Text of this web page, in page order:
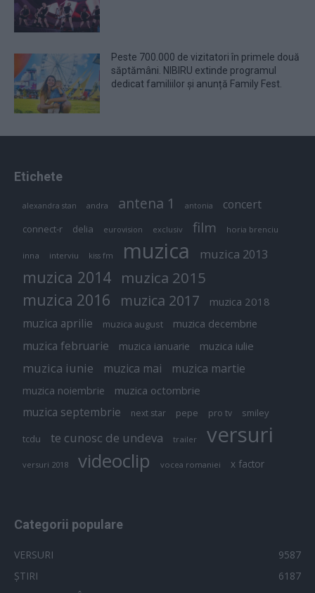
Peste 700.000 de vizitatori în primele două
săptămâni. NIBIRU extinde programul
dedicat familiilor și anunță Family Fest.
Etichete
alexandra stan andra antena 1 antonia concert
connect-r delia eurovision exclusiv film horia brenciu
inna interviu kiss fm muzica muzica 2013
muzica 2014 muzica 2015
muzica 2016 muzica 2017 muzica 2018
muzica aprilie muzica august muzica decembrie
muzica februarie muzica ianuarie muzica iulie
muzica iunie muzica mai muzica martie
muzica noiembrie muzica octombrie
muzica septembrie next star pepe pro tv smiley
tcdu te cunosc de undeva trailer versuri
versuri 2018 videoclip vocea romaniei x factor
Categorii populare
VERSURI
9587
ȘTIRI
6187